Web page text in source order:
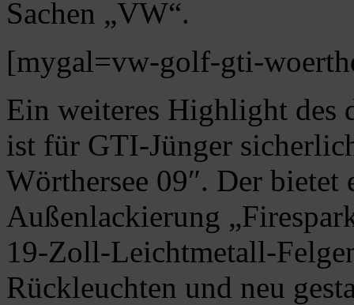
Sachen „VW“.
[mygal=vw-golf-gti-
Ein weiteres Highlight des
ist für GTI-Jünger
Wörthersee 09″. Der
Außenlackierung
19-Zoll-Leichtmetall-
Rückleuchten und neu